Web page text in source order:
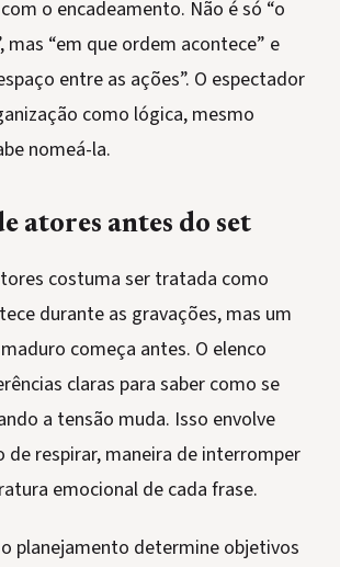
o encadeamento. Não é só “o
mas “em que ordem acontece” e
entre as ações”. O espectador
como lógica, mesmo
nomeá-la.
atores antes do set
costuma ser tratada como
durante as gravações, mas um
começa antes. O elenco
claras para saber como se
a tensão muda. Isso envolve
de respirar, maneira de interromper
emocional de cada frase.
planejamento determine objetivos